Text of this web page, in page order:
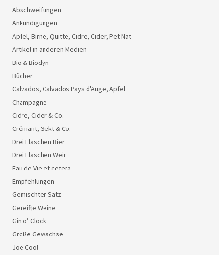
Abschweifungen
Ankündigungen
Apfel, Birne, Quitte, Cidre, Cider, Pet Nat
Artikel in anderen Medien
Bio & Biodyn
Bücher
Calvados, Calvados Pays d'Auge, Apfel
Champagne
Cidre, Cider & Co.
Crémant, Sekt & Co.
Drei Flaschen Bier
Drei Flaschen Wein
Eau de Vie et cetera …
Empfehlungen
Gemischter Satz
Gereifte Weine
Gin o’ Clock
Große Gewächse
Joe Cool